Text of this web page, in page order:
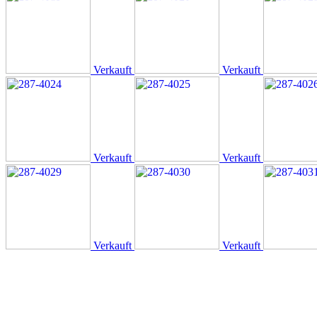
Verkauft Verkauft
Verkauft Verkauft
Verkauft Verkauft